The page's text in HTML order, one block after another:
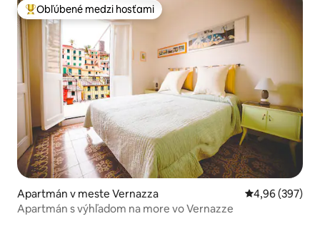
Najobľúbenejšie medzi hosťami
Obľúbené medzi hosťami
Apartmán v meste Vernazza Priemerné
4,96 (397)
Apartmán s výhľadom na more vo Vernazze